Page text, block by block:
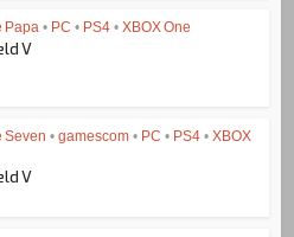
Papa • PC • PS4 • XBOX One
V
Seven • gamescom • PC • PS4 • XBOX
V